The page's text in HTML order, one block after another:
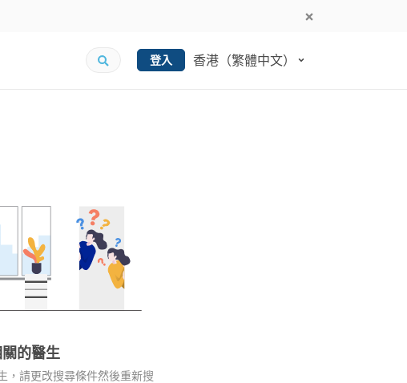
登入 香港（繁體中文）
的醫生
，請更改搜尋條件然後重新搜